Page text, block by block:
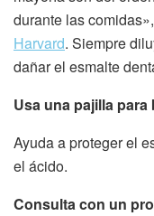
durante las
Harvard. Siempre
dañar el esmalte
Usa una pajilla para
Ayuda a proteger el
el ácido.
Consulta con un